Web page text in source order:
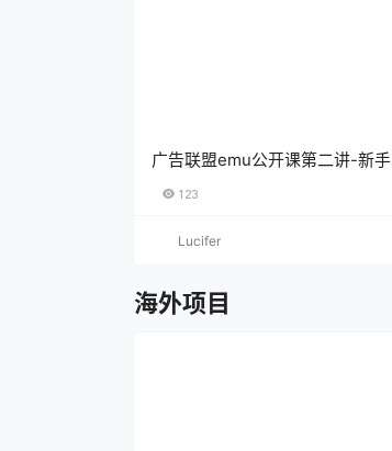
广告联盟emu公开课第二讲-新手
123
Lucifer
海外项目